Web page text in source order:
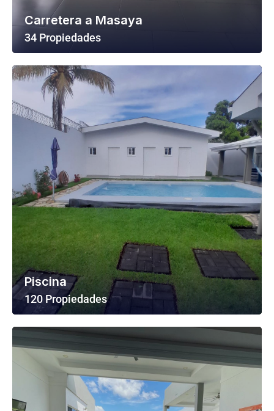
Carretera a Masaya
34 Propiedades
Ver Todas Las Propiedades
Piscina
120 Propiedades
Ver Todas Las Propiedades